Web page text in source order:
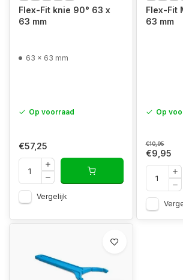
Flex-Fit knie 90° 63 x
63 mm
63 x 63 mm
Op voorraad
€57,25
Vergelijk
Flex-Fit
63 mm
Op
€10,95
€9,95